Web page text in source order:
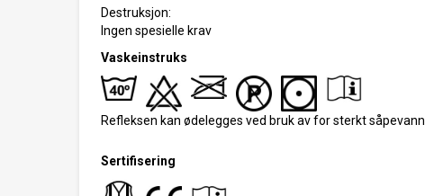
Destruksjon:
Ingen spesielle krav
Vaskeinstruks
Refleksen kan ødelegges ved bruk av for sterkt såpevann
Sertifisering